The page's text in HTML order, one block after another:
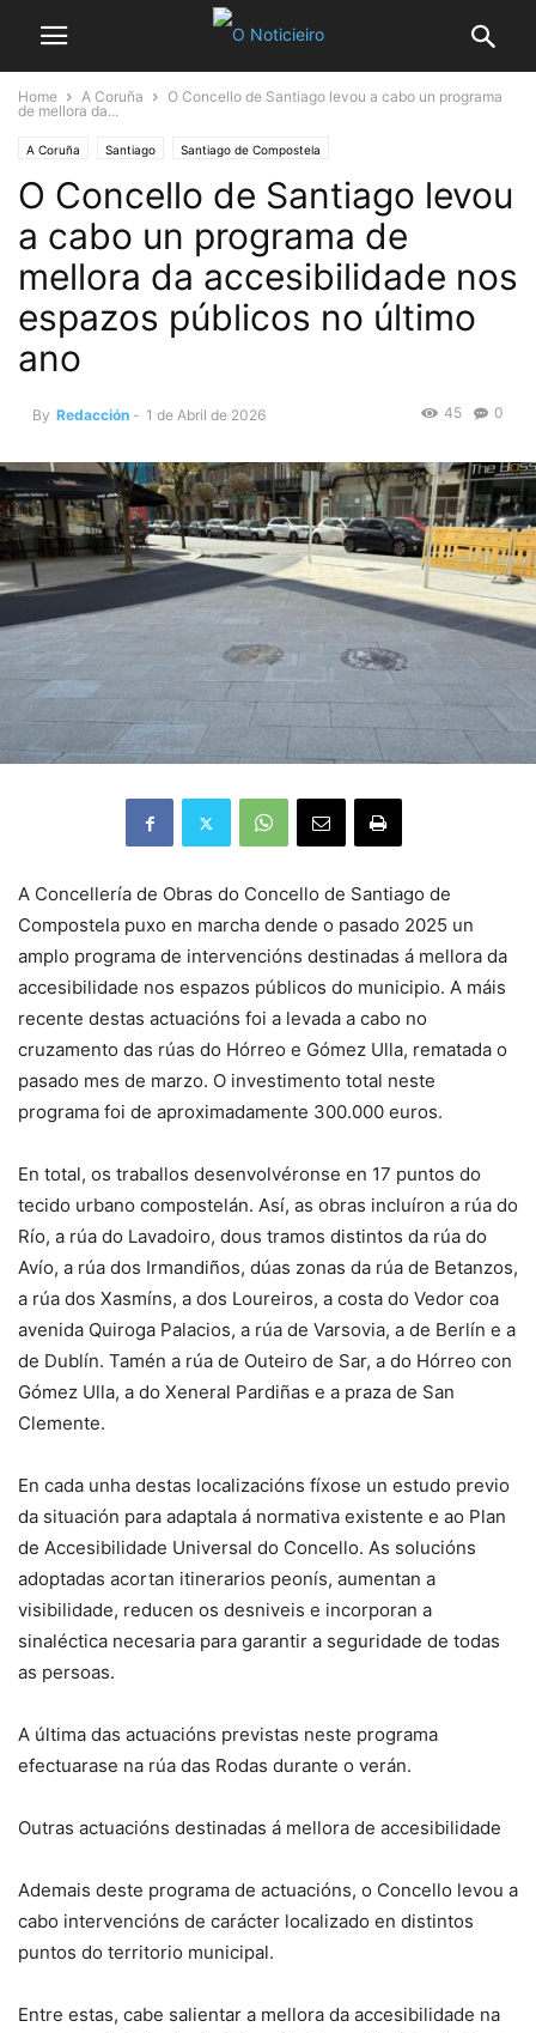
Home A Coruña
O Concello de Santiago levou a cabo un programa
de mellora da...
A Coruña Santiago Santiago de Compostela
O Concello de Santiago levou
a cabo un programa de
mellora da accesibilidade nos
espazos públicos no último
ano
By Redacción - 1 de Abril de 2026 0
45
A Concellería de Obras do Concello de Santiago de
Compostela puxo en marcha dende o pasado 2025 un
amplo programa de intervencións destinadas á mellora da
accesibilidade nos espazos públicos do municipio. A máis
recente destas actuacións foi a levada a cabo no
cruzamento das rúas do Hórreo e Gómez Ulla, rematada o
pasado mes de marzo. O investimento total neste
programa foi de aproximadamente 300.000 euros.
En total, os traballos desenvolvéronse en 17 puntos do
tecido urbano compostelán. Así, as obras incluíron a rúa do
Río, a rúa do Lavadoiro, dous tramos distintos da rúa do
Avío, a rúa dos Irmandiños, dúas zonas da rúa de Betanzos,
a rúa dos Xasmíns, a dos Loureiros, a costa do Vedor coa
avenida Quiroga Palacios, a rúa de Varsovia, a de Berlín e a
de Dublín. Tamén a rúa de Outeiro de Sar, a do Hórreo con
Gómez Ulla, a do Xeneral Pardiñas e a praza de San
Clemente.
En cada unha destas localizacións fíxose un estudo previo
da situación para adaptala á normativa existente e ao Plan
de Accesibilidade Universal do Concello. As solucións
adoptadas acortan itinerarios peonís, aumentan a
visibilidade, reducen os desniveis e incorporan a
sinaléctica necesaria para garantir a seguridade de todas
as persoas.
A última das actuacións previstas neste programa
efectuarase na rúa das Rodas durante o verán.
Outras actuacións destinadas á mellora de accesibilidade
Ademais deste programa de actuacións, o Concello levou a
cabo intervencións de carácter localizado en distintos
puntos do territorio municipal.
Entre estas, cabe salientar a mellora da accesibilidade na